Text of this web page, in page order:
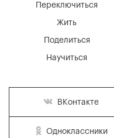
Переключиться
Жить
Поделиться
Научиться
ВКонтакте
Одноклассники